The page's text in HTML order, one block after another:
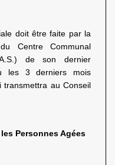
doit être faite par la
Centre Communal
de son dernier
les 3 derniers mois
transmettra au Conseil
Personnes Agées